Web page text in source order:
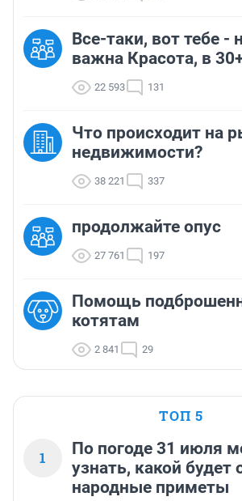
Все-таки, вот тебе -
важна Красота, в
22 593 131
Что происходит на
недвижимости?
38 221 337
продолжайте опус
27 761 197
Помощь
котятам
2 841 29
ТОП 5
1
По погоде 31 июля
узнать, какой будет
народные приметы